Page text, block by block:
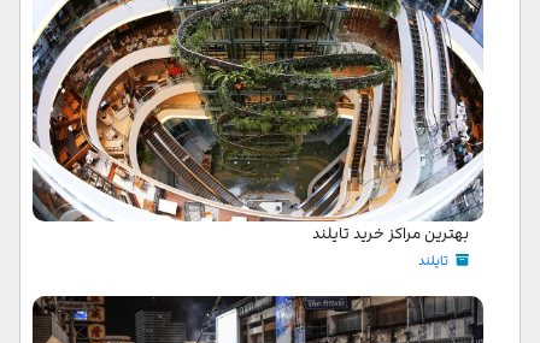
بهترین مراکز خرید تایلند
تایلند